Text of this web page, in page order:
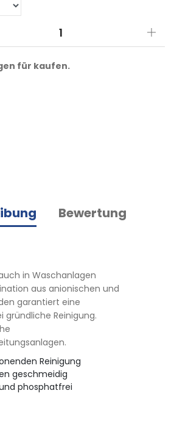
für kaufen.
Bewertung
in Waschanlagen
aus anionischen und
garantiert eine
gründliche Reinigung.
Reinigung
geschmeidig
phosphatfrei